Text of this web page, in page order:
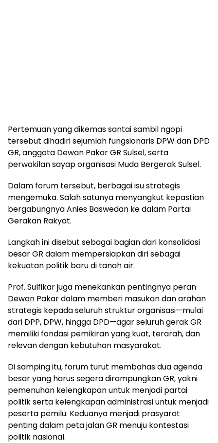
Pertemuan yang dikemas santai sambil ngopi
tersebut dihadiri sejumlah fungsionaris DPW dan DPD
GR, anggota Dewan Pakar GR Sulsel, serta
perwakilan sayap organisasi Muda Bergerak Sulsel.
Dalam forum tersebut, berbagai isu strategis
mengemuka. Salah satunya menyangkut kepastian
bergabungnya Anies Baswedan ke dalam Partai
Gerakan Rakyat.
Langkah ini disebut sebagai bagian dari konsolidasi
besar GR dalam mempersiapkan diri sebagai
kekuatan politik baru di tanah air.
Prof. Sulfikar juga menekankan pentingnya peran
Dewan Pakar dalam memberi masukan dan arahan
strategis kepada seluruh struktur organisasi—mulai
dari DPP, DPW, hingga DPD—agar seluruh gerak GR
memiliki fondasi pemikiran yang kuat, terarah, dan
relevan dengan kebutuhan masyarakat.
Di samping itu, forum turut membahas dua agenda
besar yang harus segera dirampungkan GR, yakni
pemenuhan kelengkapan untuk menjadi partai
politik serta kelengkapan administrasi untuk menjadi
peserta pemilu. Keduanya menjadi prasyarat
penting dalam peta jalan GR menuju kontestasi
politik nasional.